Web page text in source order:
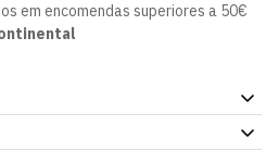
em encomendas superiores a 50€
coleção oficial do Sporting CP.
Clube de Portugal. Já